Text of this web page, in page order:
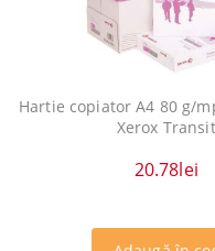
Hartie copiator A4 80 g/
Xerox Transit
20.78lei